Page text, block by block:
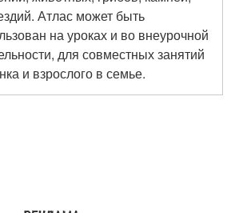
Атлас может быть
на уроках и во внеурочной
для совместных занятий
и взрослого в семье.